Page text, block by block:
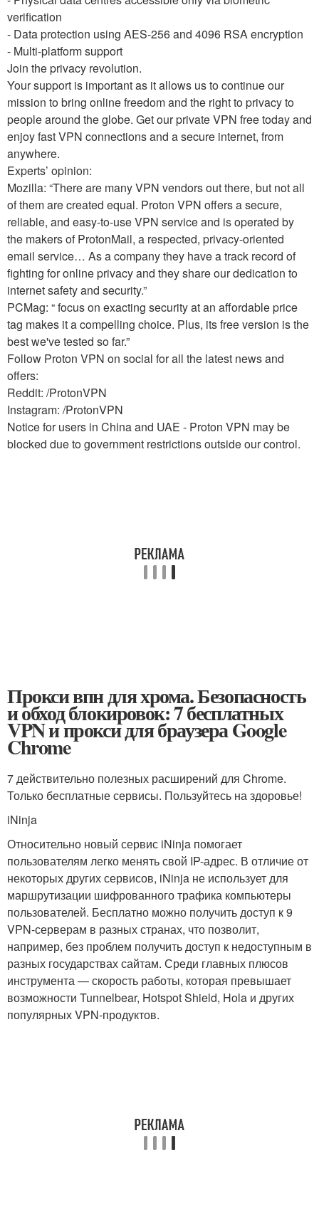
verification
- Data protection using AES-256 and 4096 RSA encryption
- Multi-platform support
Join the privacy revolution.
Your support is important as it allows us to continue our
mission to bring online freedom and the right to privacy to
people around the globe. Get our private VPN free today and
enjoy fast VPN connections and a secure internet, from
anywhere.
Experts’ opinion:
Mozilla: “There are many VPN vendors out there, but not all
of them are created equal. Proton VPN offers a secure,
reliable, and easy-to-use VPN service and is operated by
the makers of ProtonMail, a respected, privacy-oriented
email service… As a company they have a track record of
fighting for online privacy and they share our dedication to
internet safety and security.”
PCMag: “focus on exacting security at an affordable price
tag makes it a compelling choice. Plus, its free version is the
best we've tested so far.”
Follow Proton VPN on social for all the latest news and
offers:
Reddit: /ProtonVPN
Instagram: /ProtonVPN
Notice for users in China and UAE - Proton VPN may be
blocked due to government restrictions outside our control.
Прокси впн для хрома. Безопасность
и обход блокировок: 7 бесплатных
VPN и прокси для браузера Google
Chrome
7 действительно полезных расширений для Chrome.
Только бесплатные сервисы. Пользуйтесь на здоровье!
iNinja
Относительно новый сервис iNinja помогает
пользователям легко менять свой IP-адрес. В отличие от
некоторых других сервисов, iNinja не использует для
маршрутизации шифрованного трафика компьютеры
пользователей. Бесплатно можно получить доступ к 9
VPN-серверам в разных странах, что позволит,
например, без проблем получить доступ к недоступным в
разных государствах сайтам. Среди главных плюсов
инструмента — скорость работы, которая превышает
возможности Tunnelbear, Hotspot Shield, Hola и других
популярных VPN-продуктов.